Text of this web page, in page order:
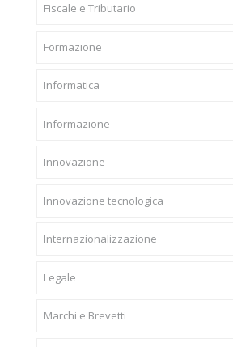
Fiscale e Tributario
Formazione
Informatica
Informazione
Innovazione
Innovazione tecnologica
Internazionalizzazione
Legale
Marchi e Brevetti